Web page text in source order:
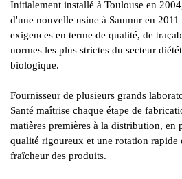
Initialement installé à Toulouse en
d'une nouvelle usine à Saumur en
exigences en terme de qualité, de
normes les plus strictes du secteur
biologique.
Fournisseur de plusieurs grands
Santé maîtrise chaque étape de
matières premières à la distribution, en
qualité rigoureux et une rotation rapide
fraîcheur des produits.